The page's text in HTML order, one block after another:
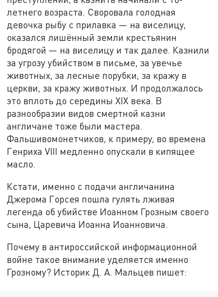
летнего возраста. Своровала голодная
девочка рыбу с прилавка — на виселицу,
оказался лишённый земли крестьянин
бродягой — на виселицу и так далее. Казнили
за угрозу убийством в письме, за увечье
животных, за лесные порубки, за кражу в
церкви, за кражу животных. И продолжалось
это вплоть до середины XIX века. В
разнообразии видов смертной казни
англичане тоже были мастера.
Фальшивомонетчиков, к примеру, во времена
Генриха VIII медленно опускали в кипящее
масло.
Кстати, именно с подачи англичанина
Джерома Горсея пошла гулять лживая
легенда об убийстве Иоанном Грозным своего
сына, Царевича Иоанна Иоанновича.
Почему в антироссийской информационной
войне такое внимание уделяется именно
Грозному? Историк Д. А. Мальцев пишет: